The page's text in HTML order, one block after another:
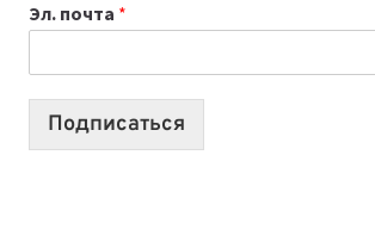
2026:
10
Эл. почта *
Подписаться